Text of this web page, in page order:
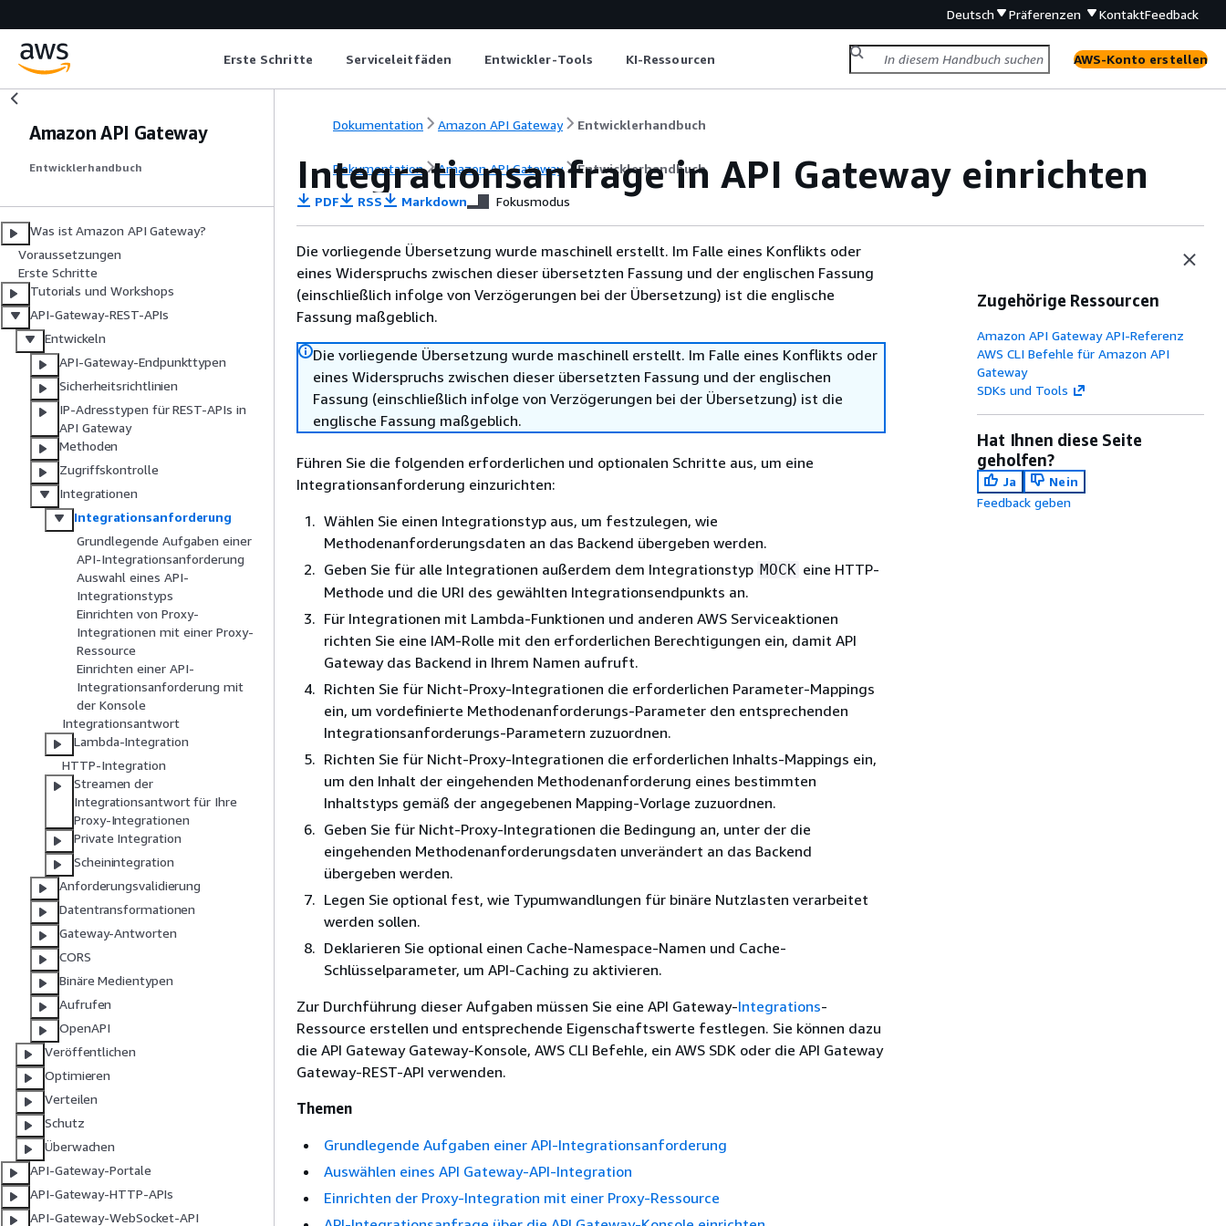
Deutsch Präferenzen KontaktFeedback
Erste Schritte Serviceleitfäden Entwickler-Tools KI-Ressourcen AWS-Konto erstellen
Amazon API Gateway
Entwicklerhandbuch
Was ist Amazon API Gateway?
Voraussetzungen
Erste Schritte
Tutorials und Workshops
API-Gateway-REST-APIs
Entwickeln
API-Gateway-Endpunkttypen
Sicherheitsrichtlinien
IP-Adresstypen für REST-APIs in
API Gateway
Methoden
Zugriffskontrolle
Integrationen
Integrationsanforderung
Grundlegende Aufgaben einer
API-Integrationsanforderung
Auswahl eines API-
Integrationstyps
Einrichten von Proxy-
Integrationen mit einer Proxy-
Ressource
Einrichten einer API-
Integrationsanforderung mit
der Konsole
Integrationsantwort
Lambda-Integration
HTTP-Integration
Streamen der
Integrationsantwort für Ihre
Proxy-Integrationen
Private Integration
Scheinintegration
Anforderungsvalidierung
Datentransformationen
Gateway-Antworten
CORS
Binäre Medientypen
Aufrufen
OpenAPI
Veröffentlichen
Optimieren
Verteilen
Schutz
Überwachen
API-Gateway-Portale
API-Gateway-HTTP-APIs
API-Gateway-WebSocket-API
Dokumentation Amazon API Gateway Entwicklerhandbuch
Dokumentation Amazon API Gateway Entwicklerhandbuch
Integrationsanfrage in API Gateway einrichten
PDF RSS Markdown Fokusmodus
Die vorliegende Übersetzung wurde maschinell erstellt. Im Falle eines Konflikts oder
eines Widerspruchs zwischen dieser übersetzten Fassung und der englischen Fassung
(einschließlich infolge von Verzögerungen bei der Übersetzung) ist die englische
Fassung maßgeblich.
Die vorliegende Übersetzung wurde maschinell erstellt. Im Falle eines Konflikts oder
eines Widerspruchs zwischen dieser übersetzten Fassung und der englischen
Fassung (einschließlich infolge von Verzögerungen bei der Übersetzung) ist die
englische Fassung maßgeblich.
Führen Sie die folgenden erforderlichen und optionalen Schritte aus, um eine
Integrationsanforderung einzurichten:
Wählen Sie einen Integrationstyp aus, um festzulegen, wie
Methodenanforderungsdaten an das Backend übergeben werden.
Geben Sie für alle Integrationen außerdem dem Integrationstyp MOCK eine HTTP-
Methode und die URI des gewählten Integrationsendpunkts an.
Für Integrationen mit Lambda-Funktionen und anderen AWS Serviceaktionen
richten Sie eine IAM-Rolle mit den erforderlichen Berechtigungen ein, damit API
Gateway das Backend in Ihrem Namen aufruft.
Richten Sie für Nicht-Proxy-Integrationen die erforderlichen Parameter-Mappings
ein, um vordefinierte Methodenanforderungs-Parameter den entsprechenden
Integrationsanforderungs-Parametern zuzuordnen.
Richten Sie für Nicht-Proxy-Integrationen die erforderlichen Inhalts-Mappings ein,
um den Inhalt der eingehenden Methodenanforderung eines bestimmten
Inhaltstyps gemäß der angegebenen Mapping-Vorlage zuzuordnen.
Geben Sie für Nicht-Proxy-Integrationen die Bedingung an, unter der die
eingehenden Methodenanforderungsdaten unverändert an das Backend
übergeben werden.
Legen Sie optional fest, wie Typumwandlungen für binäre Nutzlasten verarbeitet
werden sollen.
Deklarieren Sie optional einen Cache-Namespace-Namen und Cache-
Schlüsselparameter, um API-Caching zu aktivieren.
Zur Durchführung dieser Aufgaben müssen Sie eine API Gateway-Integrations-
Ressource erstellen und entsprechende Eigenschaftswerte festlegen. Sie können dazu
die API Gateway Gateway-Konsole, AWS CLI Befehle, ein AWS SDK oder die API Gateway
Gateway-REST-API verwenden.
Themen
Grundlegende Aufgaben einer API-Integrationsanforderung
Auswählen eines API Gateway-API-Integration
Einrichten der Proxy-Integration mit einer Proxy-Ressource
Zugehörige Ressourcen
Amazon API Gateway API-Referenz
AWS CLI Befehle für Amazon API
Gateway
SDKs und Tools
Hat Ihnen diese Seite
geholfen?
Ja
Nein
Feedback geben